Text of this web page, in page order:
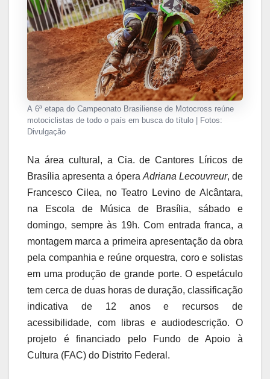
A 6ª etapa do Campeonato Brasiliense de Motocross reúne
motociclistas de todo o país em busca do título | Fotos:
Divulgação
Na área cultural, a Cia. de Cantores Líricos de
Brasília apresenta a ópera Adriana Lecouvreur, de
Francesco Cilea, no Teatro Levino de Alcântara,
na Escola de Música de Brasília, sábado e
domingo, sempre às 19h. Com entrada franca, a
montagem marca a primeira apresentação da obra
pela companhia e reúne orquestra, coro e solistas
em uma produção de grande porte. O espetáculo
tem cerca de duas horas de duração, classificação
indicativa de 12 anos e recursos de
acessibilidade, com libras e audiodescrição. O
projeto é financiado pelo Fundo de Apoio à
Cultura (FAC) do Distrito Federal.